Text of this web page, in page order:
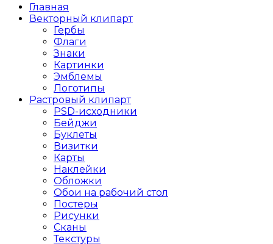
Главная
Векторный клипарт
Гербы
Флаги
Знаки
Картинки
Эмблемы
Логотипы
Растровый клипарт
PSD-исходники
Бейджи
Буклеты
Визитки
Карты
Наклейки
Обложки
Обои на рабочий стол
Постеры
Рисунки
Сканы
Текстуры